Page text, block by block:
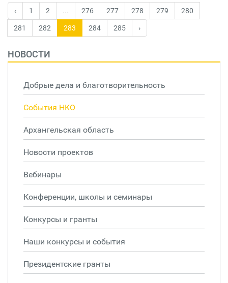
‹ 1 2 ... 276 277 278 279 280
281 282 283 284 285 ›
НОВОСТИ
Добрые дела и благотворительность
События НКО
Архангельская область
Новости проектов
Вебинары
Конференции, школы и семинары
Конкурсы и гранты
Наши конкурсы и события
Президентские гранты